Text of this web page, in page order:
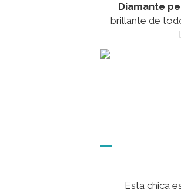
Diamante
brillante de
Esta chica